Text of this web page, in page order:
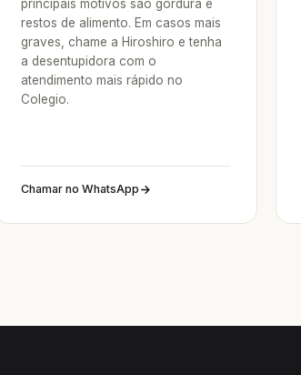
principais motivos são gordura e
restos de alimento. Em casos mais
graves, chame a Hiroshiro e tenha
a desentupidora com o
atendimento mais rápido no
Colegio.
Chamar no WhatsApp